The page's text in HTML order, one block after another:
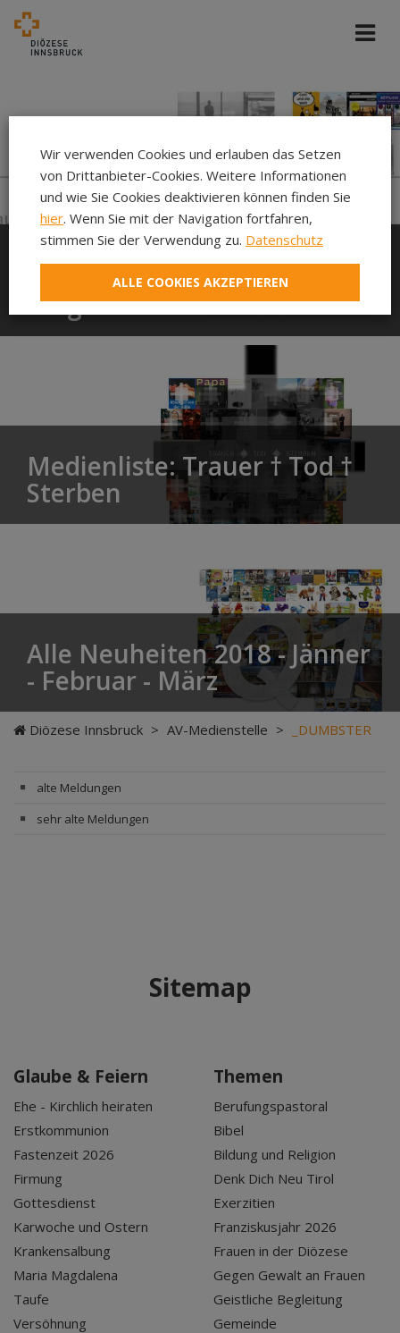
Medienliste: Glauben im
Vergleich
Medienliste: Trauer † Tod †
Sterben
Alle Neuheiten 2018 - Jänner
- Februar - März
Diözese Innsbruck > AV-Medienstelle > _DUMBSTER
alte Meldungen
sehr alte Meldungen
Sitemap
Glaube & Feiern
Ehe - Kirchlich heiraten
Erstkommunion
Fastenzeit 2026
Firmung
Gottesdienst
Karwoche und Ostern
Krankensalbung
Maria Magdalena
Taufe
Versöhnung
Themen
Berufungspastoral
Bibel
Bildung und Religion
Denk Dich Neu Tirol
Exerzitien
Franziskusjahr 2026
Frauen in der Diözese
Gegen Gewalt an Frauen
Geistliche Begleitung
Gemeinde
Wir verwenden Cookies und erlauben das Setzen
von Drittanbieter-Cookies. Weitere Informationen
und wie Sie Cookies deaktivieren können finden Sie
hier. Wenn Sie mit der Navigation fortfahren,
stimmen Sie der Verwendung zu. Datenschutz
ALLE COOKIES AKZEPTIEREN